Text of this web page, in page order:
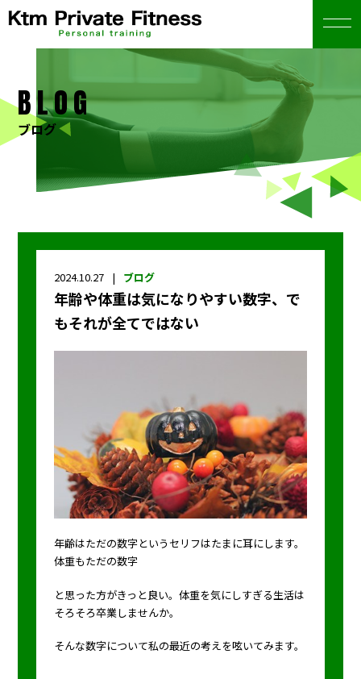
BLOG
ブログ
2024.10.27 ブログ
年齢や体重は気になりやすい数字、で
もそれが全てではない
年齢はただの数字というセリフはたまに耳にします。
体重もただの数字
と思った方がきっと良い。体重を気にしすぎる生活は
そろそろ卒業しませんか。
そんな数字について私の最近の考えを呟いてみます。